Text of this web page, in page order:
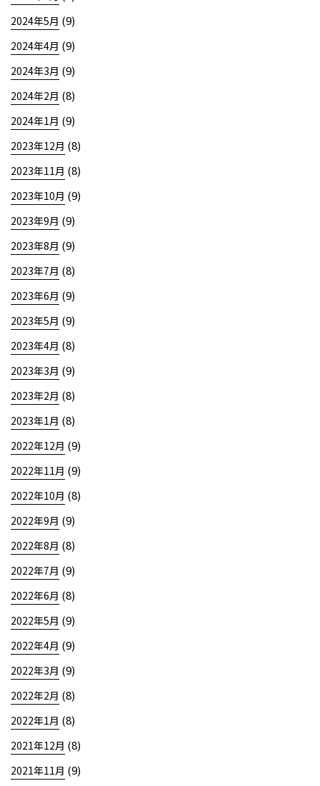
2024年5月 (9)
2024年4月 (9)
2024年3月 (9)
2024年2月 (8)
2024年1月 (9)
2023年12月 (8)
2023年11月 (8)
2023年10月 (9)
2023年9月 (9)
2023年8月 (9)
2023年7月 (8)
2023年6月 (9)
2023年5月 (9)
2023年4月 (8)
2023年3月 (9)
2023年2月 (8)
2023年1月 (8)
2022年12月 (9)
2022年11月 (9)
2022年10月 (8)
2022年9月 (9)
2022年8月 (8)
2022年7月 (9)
2022年6月 (8)
2022年5月 (9)
2022年4月 (9)
2022年3月 (9)
2022年2月 (8)
2022年1月 (8)
2021年12月 (8)
2021年11月 (9)